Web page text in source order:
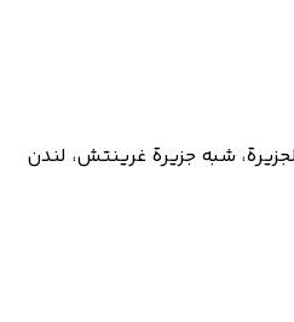
شبه جزيرة غرينتش، لندن